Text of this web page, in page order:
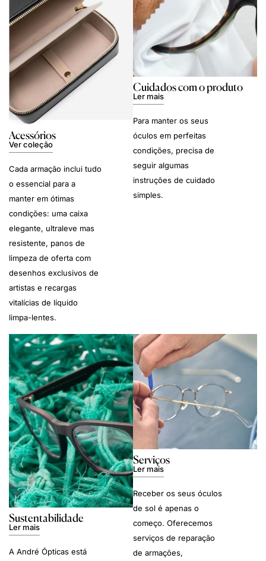
Acessórios
Ver coleção
Cada armação inclui tudo
o essencial para a
manter em ótimas
condições: uma caixa
elegante, ultraleve mas
resistente, panos de
limpeza de oferta com
desenhos exclusivos de
artistas e recargas
vitalícias de líquido
limpa-lentes.
Cuidados com o produto
Ler mais
Para manter os seus
óculos em perfeitas
condições, precisa de
seguir algumas
instruções de cuidado
simples.
Sustentabilidade
Ler mais
A André Ópticas está
Serviços
Ler mais
Receber os seus óculos
de sol é apenas o
começo. Oferecemos
serviços de reparação
de armações,